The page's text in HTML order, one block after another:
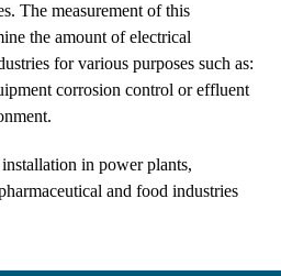
The measurement of this
the amount of electrical
for various purposes such as:
corrosion control or effluent
in power plants,
and food industries